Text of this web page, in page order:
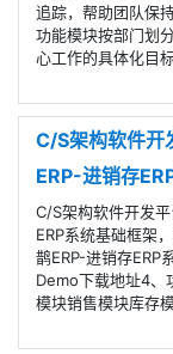
追踪，帮助团队保
功能模块按部门划
心工作的具体化目
C/S架构软件
ERP-进销存
C/S架构软件开发
ERP系统基础框架
鹊ERP-进销存ERP
Demo下载地址4、
模块销售模块库存